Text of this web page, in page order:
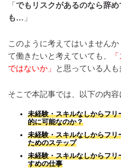
「 でもリスクがあるのなら辞
も… 」
このように考えてはいません
て働きたいと考えていても、
ではないか」
と思っている人も
そこで本記事では、以下の内容
未経験・スキルなしからフ
的に可能なのか？
未経験・スキルなしからフ
ためのステップ
未経験・スキルなしからフ
すめの仕事